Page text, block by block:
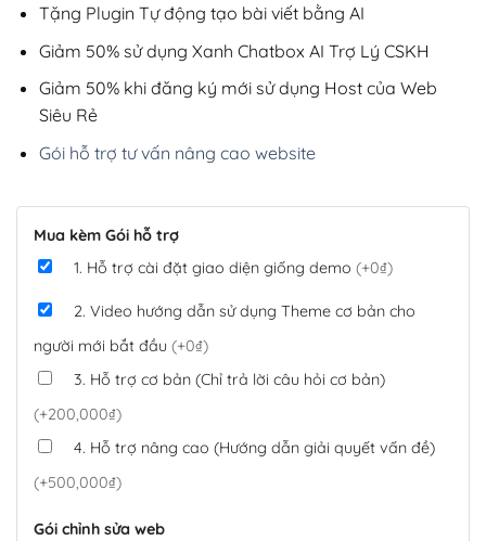
Tặng Plugin Tự động tạo bài viết bằng AI
Giảm 50% sử dụng Xanh Chatbox AI Trợ Lý CSKH
Giảm 50% khi đăng ký mới sử dụng Host của Web
Siêu Rẻ
Gói hỗ trợ tư vấn nâng cao website
Mua kèm Gói hỗ trợ
1. Hỗ trợ cài đặt giao diện giống demo (+0₫)
2. Video hướng dẫn sử dụng Theme cơ bản cho
người mới bắt đầu (+0₫)
3. Hỗ trợ cơ bản (Chỉ trả lời câu hỏi cơ bản)
(+200,000₫)
4. Hỗ trợ nâng cao (Hướng dẫn giải quyết vấn đề)
(+500,000₫)
Gói chỉnh sửa web